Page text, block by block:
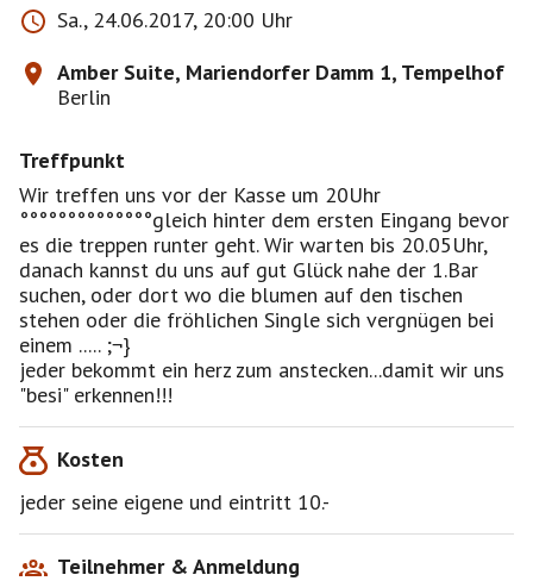
garderobe wer braucht...nur 2 euro
Surface Club
Ab 22:00 Uhr öffnet der Danceclub seine Pforten. Die
gute alte Zeit der amerikanisch geprägten Berliner
Clubszene lebt!
Kommt und genießt einzigartige Clubatmosphäre mit
Oldschool Music pur!
Live: MC SAEED!
DanceClub: 22 - 06 Uhr
SPECIAL: Im DanceClub begrüßt Sie an diesem Abend
ein Triumvirat bestehend aus DJ Shy, DJ Smooth & DJ
MiBA an den Plattenspielern. Diese Jungs lassen keine
Gelegenheit aus die Party bis ans Limit zu pushen. Hit
Sa., 24.06.2017, 20:00 Uhr
Amber Suite, Mariendorfer Damm 1, Tempelhof
Berlin
Treffpunkt
Wir treffen uns vor der Kasse um 20Uhr
°°°°°°°°°°°°°°gleich hinter dem ersten Eingang bevor
es die treppen runter geht. Wir warten bis 20.05Uhr,
danach kannst du uns auf gut Glück nahe der 1.Bar
suchen, oder dort wo die blumen auf den tischen
stehen oder die fröhlichen Single sich vergnügen bei
einem ..... ;¬}
jeder bekommt ein herz zum anstecken...damit wir uns
"besi" erkennen!!!
Kosten
jeder seine eigene und eintritt 10.-
Teilnehmer & Anmeldung